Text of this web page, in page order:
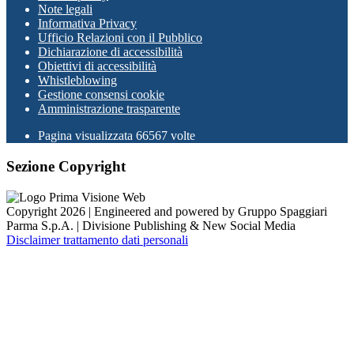
Note legali
Informativa Privacy
Ufficio Relazioni con il Pubblico
Dichiarazione di accessibilità
Obiettivi di accessibilità
Whistleblowing
Gestione consensi cookie
Amministrazione trasparente
Pagina visualizzata 66567 volte
Sezione Copyright
Copyright 2026 | Engineered and powered by Gruppo Spaggiari
Parma S.p.A. | Divisione Publishing & New Social Media
Disclaimer trattamento dati personali